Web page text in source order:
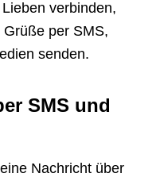
verbinden,
per SMS,
senden.
SMS und
Nachricht über